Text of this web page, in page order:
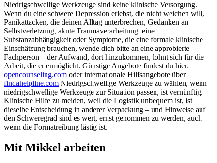
Niedrigschwellige Werkzeuge sind keine klinische Versorgung.
Wenn du eine schwere Depression erlebst, die nicht weichen will,
Panikattacken, die deinen Alltag unterbrechen, Gedanken an
Selbstverletzung, akute Traumaverarbeitung, eine
Substanzabhängigkeit oder Symptome, die eine formale klinische
Einschätzung brauchen, wende dich bitte an eine approbierte
Fachperson – der Aufwand, dort hinzukommen, lohnt sich für die
Arbeit, die er ermöglicht. Günstige Angebote findest du hier:
opencounseling.com oder internationale Hilfsangebote über
findahelpline.com Niedrigschwellige Werkzeuge zu wählen, wenn
niedrigschwellige Werkzeuge zur Situation passen, ist vernünftig.
Klinische Hilfe zu meiden, weil die Logistik unbequem ist, ist
dieselbe Entscheidung in anderer Verpackung – und Hinweise auf
den Schweregrad sind es wert, ernst genommen zu werden, auch
wenn die Formatreibung lästig ist.
Mit Mikkel arbeiten